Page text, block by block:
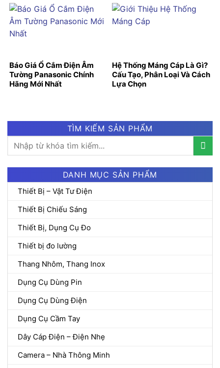
Báo Giá Ổ Cắm Điện Âm
Tường Panasonic Chính
Hãng Mới Nhất
Hệ Thống Máng Cáp Là Gì?
Cấu Tạo, Phân Loại Và Cách
Lựa Chọn
TÌM KIẾM SẢN PHẨM
Tìm
DANH MỤC SẢN PHẨM
Thiết Bị – Vật Tư Điện
Thiết Bị Chiếu Sáng
Thiết Bị, Dụng Cụ Đo
Thiết bị đo lường
Thang Nhôm, Thang Inox
Dụng Cụ Dùng Pin
Dụng Cụ Dùng Điện
Dụng Cụ Cầm Tay
Dây Cáp Điện – Điện Nhẹ
Camera – Nhà Thông Minh